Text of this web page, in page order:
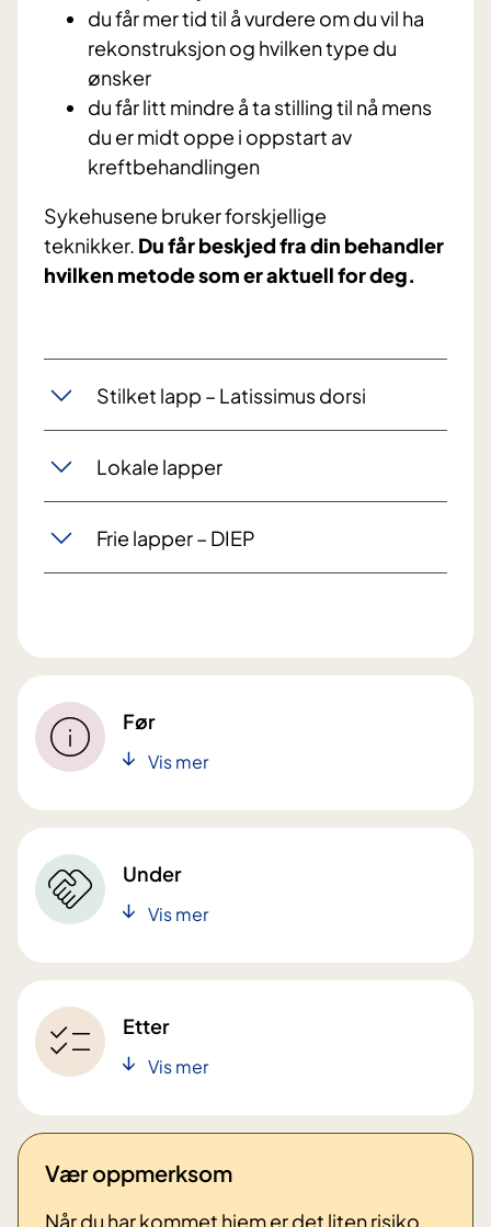
du får mer tid til å vurdere om du vil ha
rekonstruksjon og hvilken type du
ønsker
du får litt mindre å ta stilling til nå mens
du er midt oppe i oppstart av
kreftbehandlingen
Sykehusene bruker forskjellige
teknikker. Du får beskjed fra din behandler
hvilken metode som er aktuell for deg.
Stilket lapp – Latissimus dorsi
Lokale lapper
Frie lapper – DIEP
Før
Vis mer
Under
Vis mer
Etter
Vis mer
Vær oppmerksom
Når du har kommet hjem er det liten risiko